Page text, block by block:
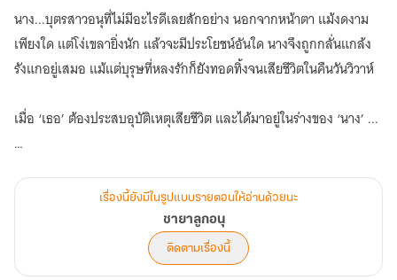
นาง...บุตรสาวอนุที่ไม่มีอะไรดีเลยสักอย่าง นอกจากหน้าตา แม้งดงาม
เพียงใด แต่โง่เขลายิ่งนัก แล้วจะมีประโยชน์อันใด นางจึงถูกกลั่นแกล้ง
รังแกอยู่เสมอ แม้แต่บุรุษที่หลงรักก็ยังทอดทิ้งจนเสียชีวิตในคืนวันวิวาห์
เมื่อ ‘เธอ’ ต้องประสบอุบัติเหตุเสียชีวิต และได้มาอยู่ในร่างของ ‘นาง’ ...
ความตื่นตะลึงและหวาดกลัว ทุกสิ่งก็เปลี่ยนจากหน้ามือเป็นหลังมือ พวก
ที่เคยดูถูก กลั่นแกล้ง ทำร้าย เพราะเห็นนางเป็นแค่สตรีโง่เขลา จงเตรียม
ตัวเตรียมใจไว้ให้ดีเถอะ นางจะใช้ชีวิตต่อไปในร่างนี้ ‘อย่างเต็มที่’ เชียว
ละ!
เรื่องนี้ยังมีในรูปแบบรายตอนให้อ่านด้วยนะ
ชายาลูกอนุ
ติดตามเรื่องนี้